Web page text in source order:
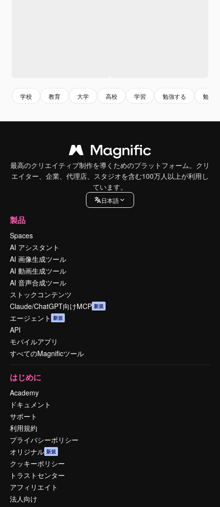
学校 教育 大学 高校 学習 勉強する 勉強
最高のクリエイティブ制作を導くためのプラットフォーム。クリ
エイター、企業、代理店、スタジオを含む100万人以上が利用し
ています。
日本語
製品
Spaces
AI アシスタント
AI 画像生成ツール
AI 動画生成ツール
AI 音声合成ツール
ストックコンテンツ
Claude/ChatGPT向けMCP 新規
エージェント 新規
API
モバイルアプリ
すべてのMagnificツール
はじめに
Academy
ドキュメント
サポート
利用規約
プライバシーポリシー
オリジナル 新規
クッキーポリシー
トラストセンター
アフィリエイト
法人向け